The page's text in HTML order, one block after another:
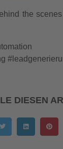
the
DIESEN